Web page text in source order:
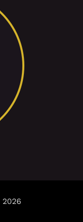
2026